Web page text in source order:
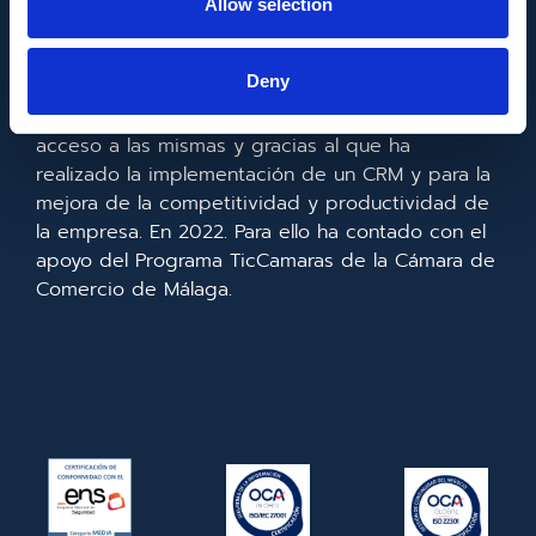
Allow selection
Deny
Metadata SL ha sido beneficiaria del Fondo
mejorar el uso y la calidad de las tecnologías de
la información y de las comunicaciones y el
acceso a las mismas y gracias al que ha
realizado la implementación de un CRM y para la
mejora de la competitividad y productividad de
la empresa. En 2022. Para ello ha contado con el
apoyo del Programa TicCamaras de la Cámara de
Comercio de Málaga.